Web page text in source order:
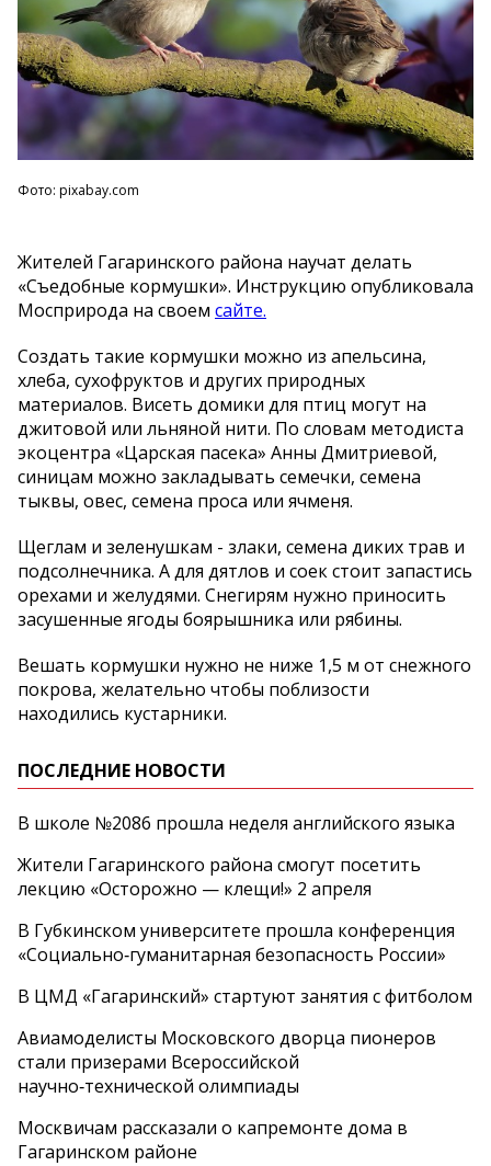
Фото: pixabay.com
Жителей Гагаринского района научат делать
«Съедобные кормушки». Инструкцию опубликовала
Мосприрода на своем сайте.
Создать такие кормушки можно из апельсина,
хлеба, сухофруктов и других природных
материалов. Висеть домики для птиц могут на
джитовой или льняной нити. По словам методиста
экоцентра «Царская пасека» Анны Дмитриевой,
синицам можно закладывать семечки, семена
тыквы, овес, семена проса или ячменя.
Щеглам и зеленушкам - злаки, семена диких трав и
подсолнечника. А для дятлов и соек стоит запастись
орехами и желудями. Снегирям нужно приносить
засушенные ягоды боярышника или рябины.
Вешать кормушки нужно не ниже 1,5 м от снежного
покрова, желательно чтобы поблизости
находились кустарники.
ПОСЛЕДНИЕ НОВОСТИ
В школе №2086 прошла неделя английского языка
Жители Гагаринского района смогут посетить
лекцию «Осторожно — клещи!» 2 апреля
В Губкинском университете прошла конференция
«Социально‑гуманитарная безопасность России»
В ЦМД «Гагаринский» стартуют занятия с фитболом
Авиамоделисты Московского дворца пионеров
стали призерами Всероссийской
научно‑технической олимпиады
Москвичам рассказали о капремонте дома в
Гагаринском районе